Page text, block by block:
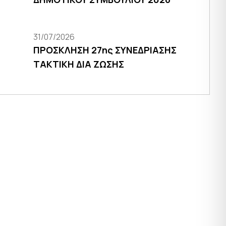
31/07/2026
ΠΡΟΣΚΛΗΣΗ 27ης ΣΥΝΕΔΡΙΑΣΗΣ
ΤΑΚΤΙΚΗ ΔΙΑ ΖΩΣΗΣ